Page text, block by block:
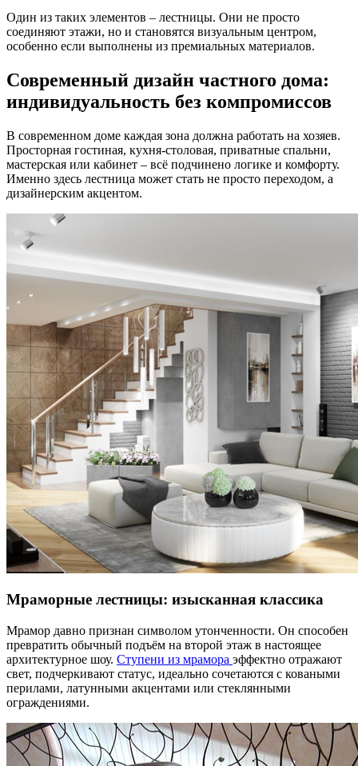
Один из таких элементов – лестницы. Они не просто
соединяют этажи, но и становятся визуальным центром,
особенно если выполнены из премиальных материалов.
Современный дизайн частного дома:
индивидуальность без компромиссов
В современном доме каждая зона должна работать на хозяев.
Просторная гостиная, кухня-столовая, приватные спальни,
мастерская или кабинет – всё подчинено логике и комфорту.
Именно здесь лестница может стать не просто переходом, а
дизайнерским акцентом.
Мраморные лестницы: изысканная классика
Мрамор давно признан символом утонченности. Он способен
превратить обычный подъём на второй этаж в настоящее
архитектурное шоу. Ступени из мрамора эффектно отражают
свет, подчеркивают статус, идеально сочетаются с коваными
перилами, латунными акцентами или стеклянными
ограждениями.